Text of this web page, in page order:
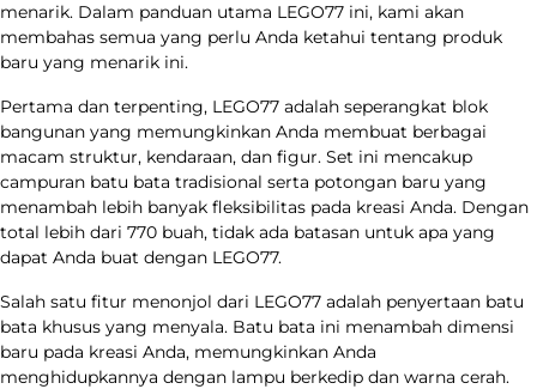
menarik. Dalam panduan utama LEGO77 ini, kami akan
membahas semua yang perlu Anda ketahui tentang produk
baru yang menarik ini.
Pertama dan terpenting, LEGO77 adalah seperangkat blok
bangunan yang memungkinkan Anda membuat berbagai
macam struktur, kendaraan, dan figur. Set ini mencakup
campuran batu bata tradisional serta potongan baru yang
menambah lebih banyak fleksibilitas pada kreasi Anda. Dengan
total lebih dari 770 buah, tidak ada batasan untuk apa yang
dapat Anda buat dengan LEGO77.
Salah satu fitur menonjol dari LEGO77 adalah penyertaan batu
bata khusus yang menyala. Batu bata ini menambah dimensi
baru pada kreasi Anda, memungkinkan Anda
menghidupkannya dengan lampu berkedip dan warna cerah.